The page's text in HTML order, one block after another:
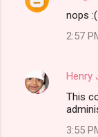
nops :(
2:57
Henry
This
3:55